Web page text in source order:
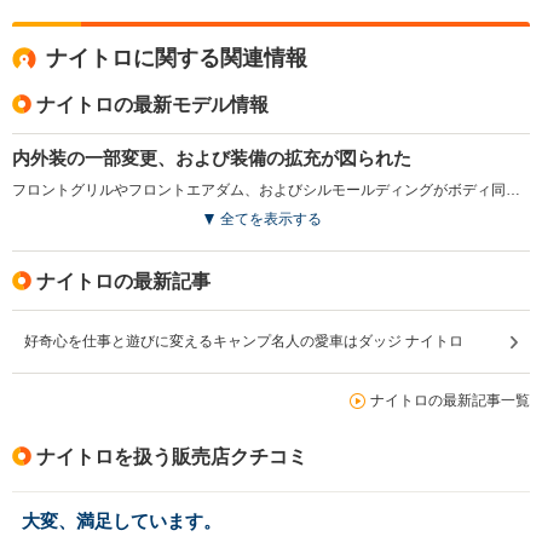
ナイトロに関する関連情報
ナイトロの最新モデル情報
内外装の一部変更、および装備の拡充が図られた
フロントグリルやフロントエアダム、およびシルモールディングがボディ同色に変更された。またオプションで人気の高かった、クロームのサイドステップやフューエルフィラー、スカッフパッドが標準装備されている。カーゴスペースの半分に浅くて大きなトレイが設けられ使い勝手も向上。（2010.07）
全てを表示する
ナイトロの最新記事
好奇心を仕事と遊びに変えるキャンプ名人の愛車はダッジ ナイトロ
ナイトロの最新記事一覧
ナイトロを扱う販売店クチコミ
大変、満足しています。